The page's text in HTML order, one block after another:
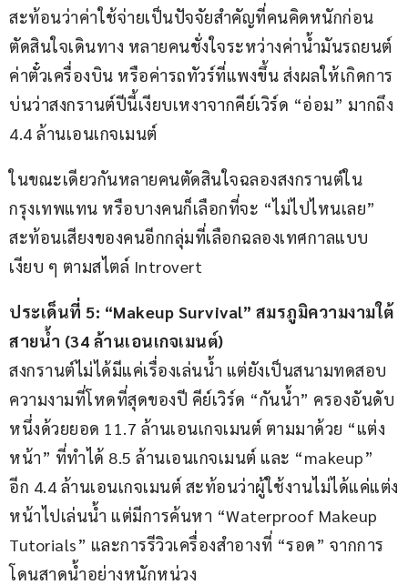
สะท้อนว่าค่าใช้จ่ายเป็นปัจจัยสำคัญที่คนคิดหนักก่อน
ตัดสินใจเดินทาง หลายคนชั่งใจระหว่างค่าน้ำมันรถยนต์
ค่าตั๋วเครื่องบิน หรือค่ารถทัวร์ที่แพงขึ้น ส่งผลให้เกิดการ
บ่นว่าสงกรานต์ปีนี้เงียบเหงาจากคีย์เวิร์ด “อ่อม” มากถึง
4.4 ล้านเอนเกจเมนต์
ในขณะเดียวกันหลายคนตัดสินใจฉลองสงกรานต์ใน
กรุงเทพแทน หรือบางคนก็เลือกที่จะ “ไม่ไปไหนเลย”
สะท้อนเสียงของคนอีกกลุ่มที่เลือกฉลองเทศกาลแบบ
เงียบ ๆ ตามสไตล์ Introvert
ประเด็นที่ 5: “Makeup Survival” สมรภูมิความงามใต้
สายน้ำ (34 ล้านเอนเกจเมนต์)
สงกรานต์ไม่ได้มีแค่เรื่องเล่นน้ำ แต่ยังเป็นสนามทดสอบ
ความงามที่โหดที่สุดของปี คีย์เวิร์ด “กันน้ำ” ครองอันดับ
หนึ่งด้วยยอด 11.7 ล้านเอนเกจเมนต์ ตามมาด้วย “แต่ง
หน้า” ที่ทำได้ 8.5 ล้านเอนเกจเมนต์ และ “makeup”
อีก 4.4 ล้านเอนเกจเมนต์ สะท้อนว่าผู้ใช้งานไม่ได้แค่แต่ง
หน้าไปเล่นน้ำ แต่มีการค้นหา “Waterproof Makeup
Tutorials” และการรีวิวเครื่องสำอางที่ “รอด” จากการ
โดนสาดน้ำอย่างหนักหน่วง